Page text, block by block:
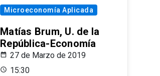
Microeconomía Aplicada
Matías Brum, U. de la
República-Economía
27 de Marzo de 2019
15:30